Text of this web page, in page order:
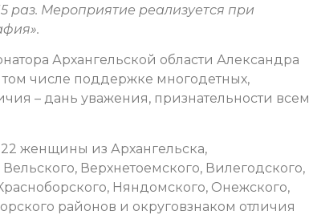
раз. Мероприятие реализуется при
Архангельской области Александра
числе поддержке многодетных,
– дань уважения, признательности всем
женщины из Архангельска,
Верхнетоемского, Вилегодского,
Няндомского, Онежского,
районов и округовзнаком отличия